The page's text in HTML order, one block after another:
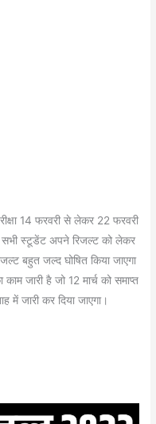
14 फरवरी से लेकर 22 फरवरी
स्टूडेंट अपने रिजल्ट को लेकर
बहुत जल्द घोषित किया जाएगा
जारी है जो 12 मार्च को समाप्त
में जारी कर दिया जाएगा।